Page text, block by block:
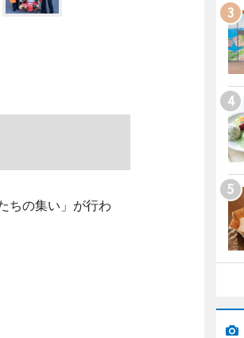
ちの集い」が行わ